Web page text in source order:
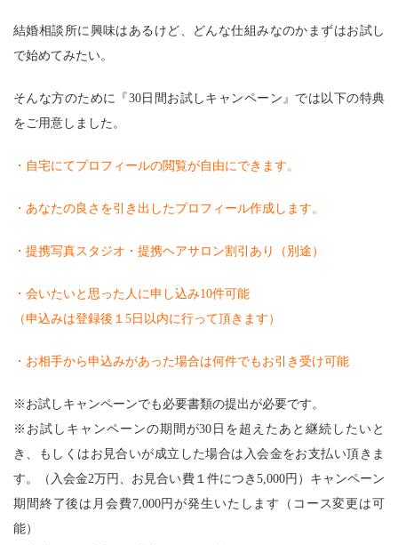
結婚相談所に興味はあるけど、どんな仕組みなのかまずはお試し
で始めてみたい。
そんな方のために『30日間お試しキャンペーン』では以下の特典
をご用意しました。
・自宅にてプロフィールの閲覧が自由にできます。
・あなたの良さを引き出したプロフィール作成します。
・提携写真スタジオ・提携ヘアサロン割引あり（別途）
・会いたいと思った人に申し込み10件可能
（申込みは登録後１5日以内に行って頂きます）
・お相手から申込みがあった場合は何件でもお引き受け可能
※お試しキャンペーンでも必要書類の提出が必要です。
※お試しキャンペーンの期間が30日を超えたあと継続したいと
き、もしくはお見合いが成立した場合は入会金をお支払い頂きま
す。（入会金2万円、お見合い費１件につき5,000円）キャンペーン
期間終了後は月会費7,000円が発生いたします（コース変更は可
能）